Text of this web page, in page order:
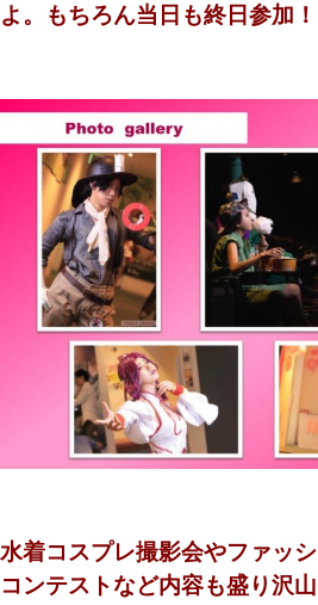
よ。もちろん当日も終日参加！
水着コスプレ撮影会やファッ
コンテストなど内容も盛り沢山